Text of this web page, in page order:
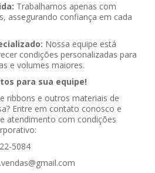
Trabalhamos apenas com
assegurando confiança em cada
Nossa equipe está
condições personalizadas para
e volumes maiores.
para sua equipe!
ribbons e outros materiais de
Entre em contato conosco e
atendimento com condições
5084